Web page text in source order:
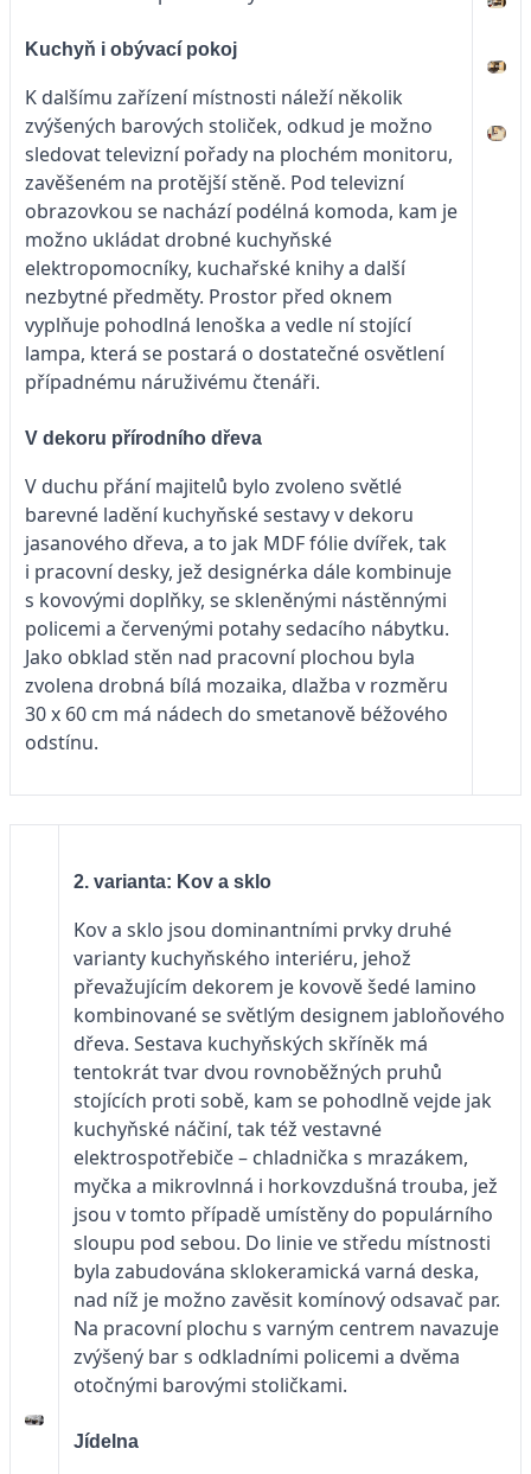
Kuchyň i obývací pokoj
K dalšímu zařízení místnosti náleží několik
zvýšených barových stoliček, odkud je možno
sledovat televizní pořady na plochém monitoru,
zavěšeném na protější stěně. Pod televizní
obrazovkou se nachází podélná komoda, kam je
možno ukládat drobné kuchyňské
elektropomocníky, kuchařské knihy a další
nezbytné předměty. Prostor před oknem
vyplňuje pohodlná lenoška a vedle ní stojící
lampa, která se postará o dostatečné osvětlení
případnému náruživému čtenáři.
V dekoru přírodního dřeva
V duchu přání majitelů bylo zvoleno světlé
barevné ladění kuchyňské sestavy v dekoru
jasanového dřeva, a to jak MDF fólie dvířek, tak
i pracovní desky, jež designérka dále kombinuje
s kovovými doplňky, se skleněnými nástěnnými
policemi a červenými potahy sedacího nábytku.
Jako obklad stěn nad pracovní plochou byla
zvolena drobná bílá mozaika, dlažba v rozměru
30 x 60 cm má nádech do smetanově béžového
odstínu.
2. varianta: Kov a sklo
Kov a sklo jsou dominantními prvky druhé
varianty kuchyňského interiéru, jehož
převažujícím dekorem je kovově šedé lamino
kombinované se světlým designem jabloňového
dřeva. Sestava kuchyňských skříněk má
tentokrát tvar dvou rovnoběžných pruhů
stojících proti sobě, kam se pohodlně vejde jak
kuchyňské náčiní, tak též vestavné
elektrospotřebiče – chladnička s mrazákem,
myčka a mikrovlnná i horkovzdušná trouba, jež
jsou v tomto případě umístěny do populárního
sloupu pod sebou. Do linie ve středu místnosti
byla zabudována sklokeramická varná deska,
nad níž je možno zavěsit komínový odsavač par.
Na pracovní plochu s varným centrem navazuje
zvýšený bar s odkladními policemi a dvěma
otočnými barovými stoličkami.
Jídelna